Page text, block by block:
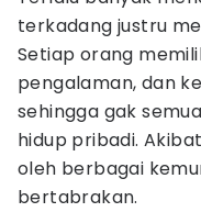
terkadang justru
Setiap orang
pengalaman, dan
sehingga gak
hidup pribadi.
oleh berbagai
bertabrakan.